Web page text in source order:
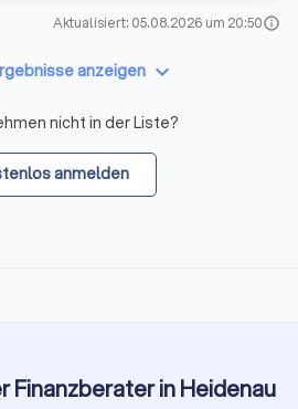
Aktualisiert: 05.08.2026 um 20:50info
anzeigen keyboard_arrow_down
nicht in der Liste?
anmelden
Finanzberater in Heidenau